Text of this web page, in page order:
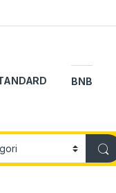
BNB